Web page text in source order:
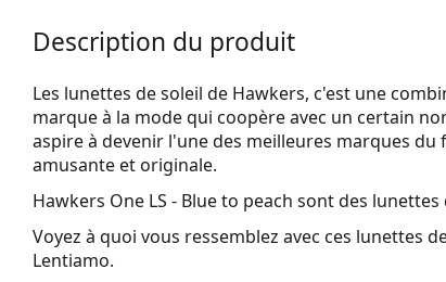
Description du produit
Les lunettes de soleil de Hawkers, c'est une
marque à la mode qui coopère avec un certain
aspire à devenir l'une des meilleures marques
amusante et originale.
Hawkers One LS - Blue to peach sont des lunettes
Voyez à quoi vous ressemblez avec ces lunettes
Lentiamo.